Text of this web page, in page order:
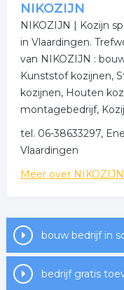
NIKOZIJN
NIKOZIJN | Kozijn
in Vlaardingen.
van NIKOZIJN :
Kunststof kozijnen,
kozijnen, Houten
montagebedrijf,
tel. 06-38633297,
Vlaardingen
Meer over NIKOZIJN
bouw bedrijf in
bedrijf gratis